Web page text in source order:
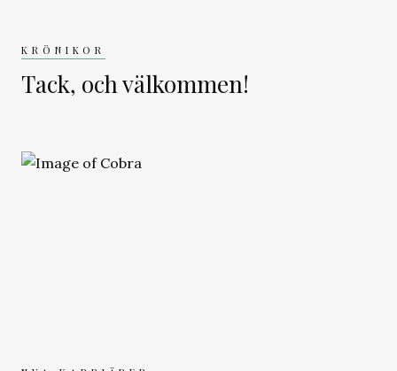
KRÖNIKOR
Tack, och välkommen!